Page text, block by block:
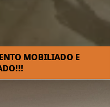
MOBILIADO E